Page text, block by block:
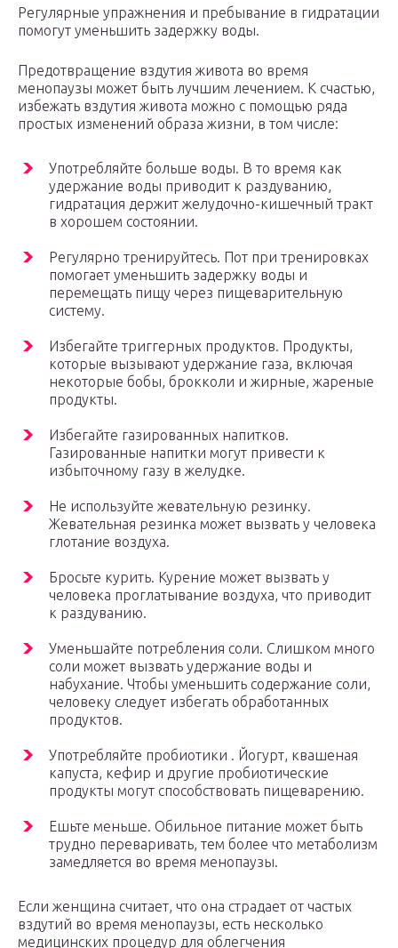
Регулярные упражнения и пребывание в гидратации
помогут уменьшить задержку воды.
Предотвращение вздутия живота во время
менопаузы может быть лучшим лечением. К счастью,
избежать вздутия живота можно с помощью ряда
простых изменений образа жизни, в том числе:
Употребляйте больше воды. В то время как
удержание воды приводит к раздуванию,
гидратация держит желудочно-кишечный тракт
в хорошем состоянии.
Регулярно тренируйтесь. Пот при тренировках
помогает уменьшить задержку воды и
перемещать пищу через пищеварительную
систему.
Избегайте триггерных продуктов. Продукты,
которые вызывают удержание газа, включая
некоторые бобы, брокколи и жирные, жареные
продукты.
Избегайте газированных напитков.
Газированные напитки могут привести к
избыточному газу в желудке.
Не используйте жевательную резинку.
Жевательная резинка может вызвать у человека
глотание воздуха.
Бросьте курить. Курение может вызвать у
человека проглатывание воздуха, что приводит
к раздуванию.
Уменьшайте потребления соли. Слишком много
соли может вызвать удержание воды и
набухание. Чтобы уменьшить содержание соли,
человеку следует избегать обработанных
продуктов.
Употребляйте пробиотики . Йогурт, квашеная
капуста, кефир и другие пробиотические
продукты могут способствовать пищеварению.
Ешьте меньше. Обильное питание может быть
трудно переваривать, тем более что метаболизм
замедляется во время менопаузы.
Если женщина считает, что она страдает от частых
вздутий во время менопаузы, есть несколько
медицинских процедур для облегчения